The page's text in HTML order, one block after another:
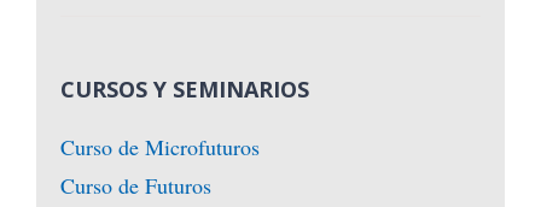
CURSOS Y SEMINARIOS
Curso de Microfuturos
Curso de Futuros